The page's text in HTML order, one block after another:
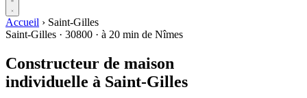
Accueil › Saint-Gilles
Saint-Gilles · 30800 · à 20 min de Nîmes
Constructeur de maison
individuelle à Saint-Gilles